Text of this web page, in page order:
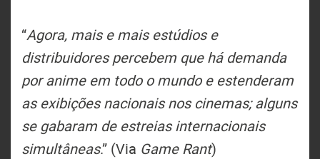
“Agora, mais e mais estúdios e
distribuidores percebem que há demanda
por anime em todo o mundo e estenderam
as exibições nacionais nos cinemas; alguns
se gabaram de estreias internacionais
simultâneas.” (Via Game Rant)